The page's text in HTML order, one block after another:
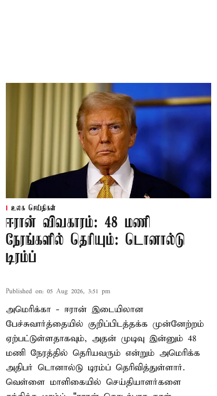
உலக செய்திகள்
ஈரான் விவகாரம்: 48 மணி
நேரங்களில் தெரியும்: டொனால்டு
டிரம்ப்
Published on: 05 Aug 2026, 3:51 pm
அமெரிக்கா - ஈரான் இடையிலான
பேச்சுவார்த்தையில் குறிப்பிடத்தக்க முன்னேற்றம்
ஏற்பட்டுள்ளதாகவும், அதன் முடிவு இன்னும் 48
மணி நேரத்தில் தெரியவரும் என்றும் அமெரிக்க
அதிபர் டொனால்டு டிரம்ப் தெரிவித்துள்ளார்.
வெள்ளை மாளிகையில் செய்தியாளர்களை